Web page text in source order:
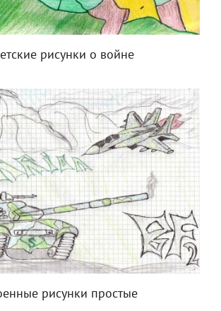
рисунки о войне
рисунки простые